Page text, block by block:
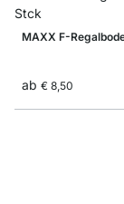
MAXX F-
ab € 8,50